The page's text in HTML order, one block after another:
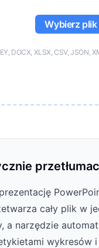
Wybierz plik
DOCX, XLSX, CSV, JSON,
cały plik w
narzędzie
wykresów